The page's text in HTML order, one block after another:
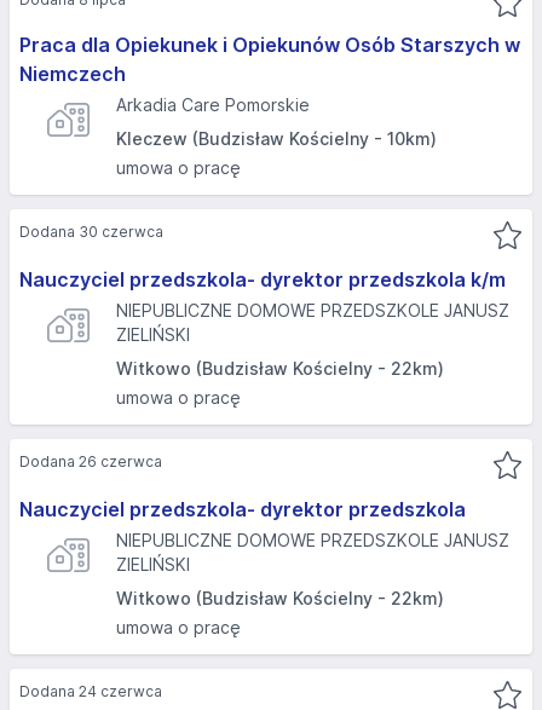
Praca dla Opiekunek i Opiekunów Osób Starszych w
Niemczech
Arkadia Care Pomorskie
Kleczew (Budzisław Kościelny - 10km)
umowa o pracę
Nauczyciel przedszkola- dyrektor przedszkola k/m
NIEPUBLICZNE DOMOWE PRZEDSZKOLE JANUSZ
ZIELIŃSKI
Witkowo (Budzisław Kościelny - 22km)
umowa o pracę
Dodana 30 czerwca
Nauczyciel przedszkola- dyrektor przedszkola
NIEPUBLICZNE DOMOWE PRZEDSZKOLE JANUSZ
ZIELIŃSKI
Witkowo (Budzisław Kościelny - 22km)
umowa o pracę
Dodana 26 czerwca
Dodana 24 czerwca